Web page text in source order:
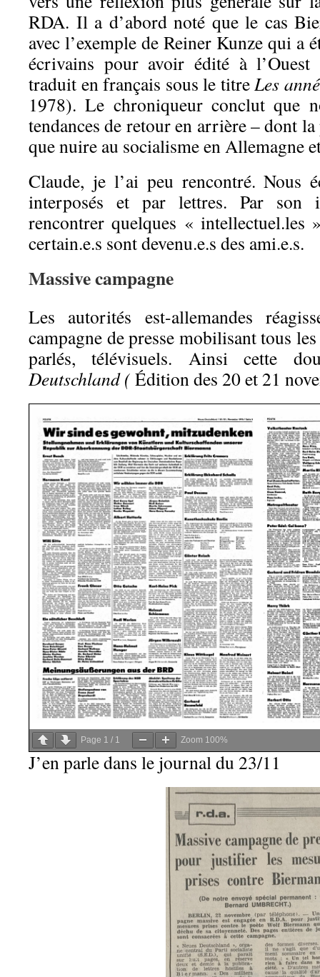
RDA. Il a d’abord noté que le cas
avec l’exemple de Reiner Kunze qui a
écrivains pour avoir édité à
traduit en français sous le titre Les
1978). Le chroniqueur conclut que
tendances de retour en arrière – dont
que nuire au socialisme en Allemagne
Claude, je l’ai peu rencontré. Nous
interposés et par lettres. Par son
rencontrer quelques « intellectuel.les
certain.e.s sont devenu.e.s des ami.e.s.
Massive campagne
Les autorités est-allemandes
campagne de presse mobilisant tous
parlés, télévisuels. Ainsi cette
Deutschland ( Édition des 20 et 21
Page 1 / 1 Zoom 100%
J’en parle dans le journal du 23/11